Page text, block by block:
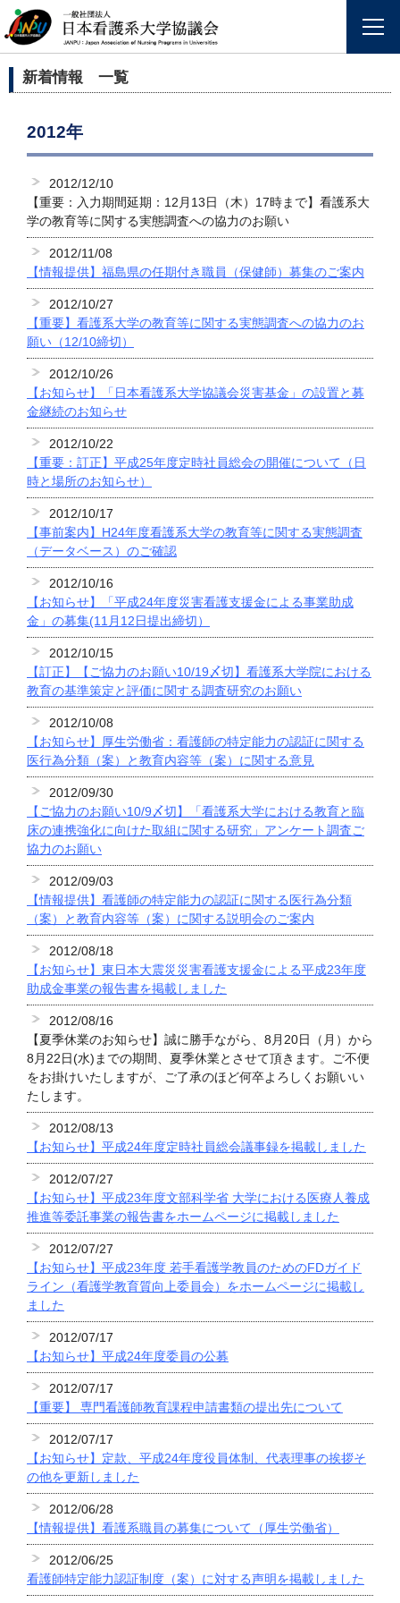
新着情報 一覧
2012年
2012/12/10
【重要：入力期間延期：12月13日（木）17時まで】看護系大
学の教育等に関する実態調査への協力のお願い
2012/11/08
【情報提供】福島県の任期付き職員（保健師）募集のご案内
2012/10/27
【重要】看護系大学の教育等に関する実態調査への協力のお
願い（12/10締切）
2012/10/26
【お知らせ】「日本看護系大学協議会災害基金」の設置と募
金継続のお知らせ
2012/10/22
【重要：訂正】平成25年度定時社員総会の開催について（日
時と場所のお知らせ）
2012/10/17
【事前案内】H24年度看護系大学の教育等に関する実態調査
（データベース）のご確認
2012/10/16
【お知らせ】「平成24年度災害看護支援金による事業助成
金」の募集(11月12日提出締切）
2012/10/15
【訂正】【ご協力のお願い10/19〆切】看護系大学院における
教育の基準策定と評価に関する調査研究のお願い
2012/10/08
【お知らせ】厚生労働省：看護師の特定能力の認証に関する
医行為分類（案）と教育内容等（案）に関する意見
2012/09/30
【ご協力のお願い10/9〆切】「看護系大学における教育と臨
床の連携強化に向けた取組に関する研究」アンケート調査ご
協力のお願い
2012/09/03
【情報提供】看護師の特定能力の認証に関する医行為分類
（案）と教育内容等（案）に関する説明会のご案内
2012/08/18
【お知らせ】東日本大震災災害看護支援金による平成23年度
助成金事業の報告書を掲載しました
2012/08/16
【夏季休業のお知らせ】誠に勝手ながら、8月20日（月）から
8月22日(水)までの期間、夏季休業とさせて頂きます。ご不便
をお掛けいたしますが、ご了承のほど何卒よろしくお願いい
たします。
2012/08/13
【お知らせ】平成24年度定時社員総会議事録を掲載しました
2012/07/27
【お知らせ】平成23年度文部科学省 大学における医療人養成
推進等委託事業の報告書をホームページに掲載しました
2012/07/27
【お知らせ】平成23年度 若手看護学教員のためのFDガイド
ライン（看護学教育質向上委員会）をホームページに掲載し
ました
2012/07/17
【お知らせ】平成24年度委員の公募
2012/07/17
【重要】 専門看護師教育課程申請書類の提出先について
2012/07/17
【お知らせ】定款、平成24年度役員体制、代表理事の挨拶そ
の他を更新しました
2012/06/28
【情報提供】看護系職員の募集について（厚生労働省）
2012/06/25
看護師特定能力認証制度（案）に対する声明を掲載しました